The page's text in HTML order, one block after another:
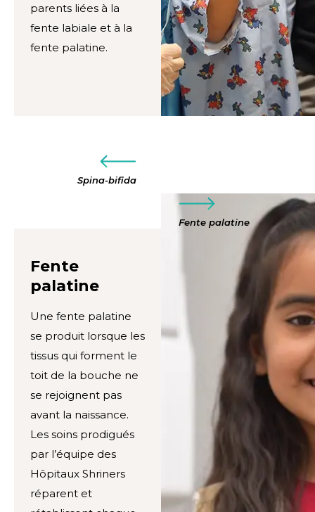
parents liées à la
fente labiale et à la
fente palatine.
Spina-bifida
Fente palatine
Fente
palatine
Une fente palatine
se produit lorsque les
tissus qui forment le
toit de la bouche ne
se rejoignent pas
avant la naissance.
Les soins prodigués
par l’équipe des
Hôpitaux Shriners
réparent et